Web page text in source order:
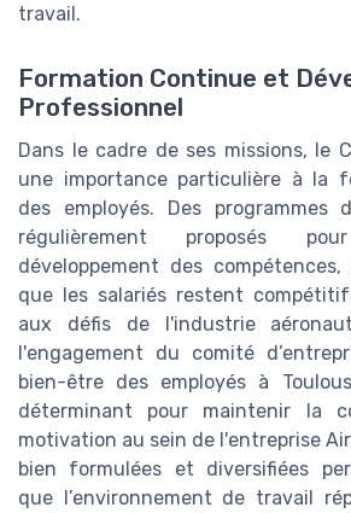
travail.
Formation Continue et
Professionnel
Dans le cadre de ses missions, le
une importance particulière à la
des employés. Des programmes
régulièrement proposés
développement des
que les salariés restent
aux défis de l'industrie
l'engagement du comité
bien-être des employés à
déterminant pour maintenir la
motivation au sein de l'entreprise
bien formulées et diversifiées
que l’environnement de travail